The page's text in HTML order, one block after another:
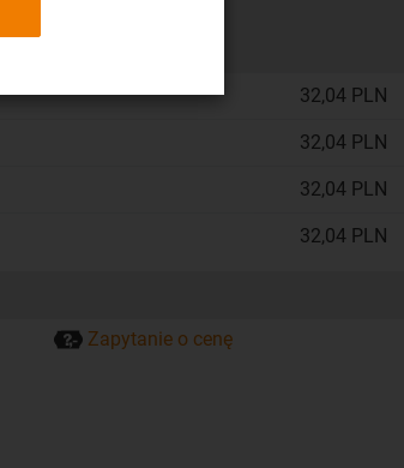
32,04 PLN
32,04 PLN
32,04 PLN
32,04 PLN
Zapytanie o cenę